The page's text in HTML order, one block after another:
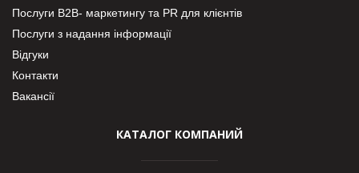
Послуги В2В- маркетингу та PR для клієнтів
Послуги з надання інформації
Відгуки
Контакти
Вакансії
КАТАЛОГ КОМПАНИЙ